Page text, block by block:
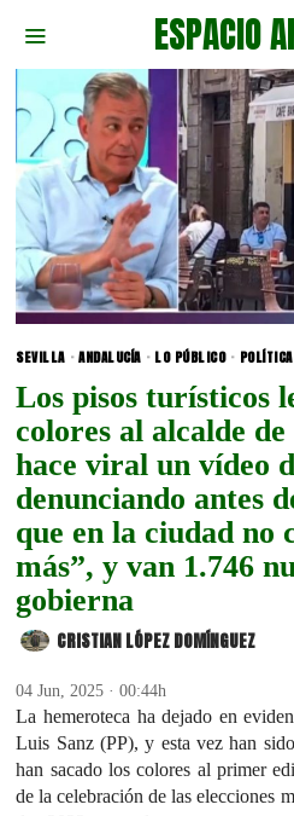
ESPACIO
SEVILLA · ANDALUCÍA · LO PÚBLICO · POLÍTICA
Los pisos turísticos
colores al alcalde
hace viral un vídeo
denunciando antes
que en la ciudad no
más”, y van 1.746
gobierna
CRISTIAN LÓPEZ DOMÍNGUEZ
04 Jun, 2025 · 00:44h
La hemeroteca ha dejado en
Luis Sanz (PP), y esta vez han
han sacado los colores al primer
de la celebración de las elecciones